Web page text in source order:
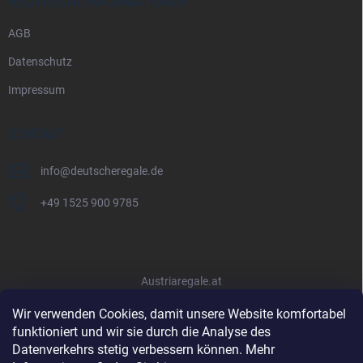
Wir verwenden Cookies, damit unsere Website komfortabel
funktioniert und wir sie durch die Analyse des
Datenverkehrs stetig verbessern können. Mehr
AGB
Datenschutz
Impressum
KONTAKT
info@deutscheregale.de
+49 1525 900 9785
Austriaregale.at